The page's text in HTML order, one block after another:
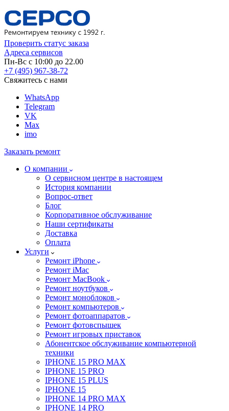
Проверить статус заказа
Адреса сервисов
Пн-Вс с 10:00 до 22.00
+7 (495) 967-38-72
Свяжитесь с нами
WhatsApp
Telegram
VK
Max
imo
Заказать ремонт
О компании
О сервисном центре в настоящем
История компании
Вопрос-ответ
Блог
Корпоративное обслуживание
Наши сертификаты
Доставка
Оплата
Услуги
Ремонт iPhone
Ремонт iMac
Ремонт MacBook
Ремонт ноутбуков
Ремонт моноблоков
Ремонт компьютеров
Ремонт фотоаппаратов
Ремонт фотовспышек
Ремонт игровых приставок
Абонентское обслуживание компьютерной
техники
IPHONE 15 PRO MAX
IPHONE 15 PRO
IPHONE 15 PLUS
IPHONE 15
IPHONE 14 PRO MAX
IPHONE 14 PRO